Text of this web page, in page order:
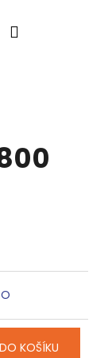
Nákupní
DO KOŠÍKU